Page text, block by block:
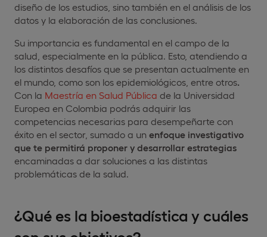
diseño de los estudios, sino también en el análisis de los
datos y la elaboración de las conclusiones.
Su importancia es fundamental en el campo de la
salud, especialmente en la pública. Esto, atendiendo a
los distintos desafíos que se presentan actualmente en
el mundo, como son los epidemiológicos, entre otros
Con la Maestría en Salud Pública de la Universidad
Europea en Colombia podrás adquirir las
competencias necesarias para desempeñarte con
éxito en el sector, sumado a un enfoque investigativo
que te permitirá proponer y desarrollar estrategias
encaminadas a dar soluciones a las distintas
problemáticas de la salud.
¿Qué es la bioestadística y cuáles